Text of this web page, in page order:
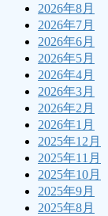
2026年8月
2026年7月
2026年6月
2026年5月
2026年4月
2026年3月
2026年2月
2026年1月
2025年12月
2025年11月
2025年10月
2025年9月
2025年8月